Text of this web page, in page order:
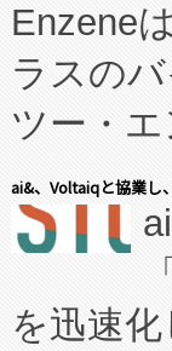
Enzene
ラスの
ツー・
表しま
たNeX
従来の
ai&、Voltaiqと協業し
を迅速